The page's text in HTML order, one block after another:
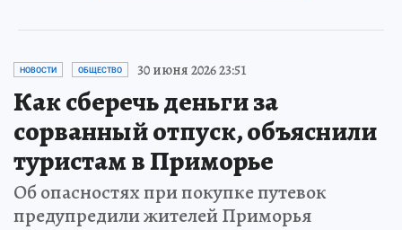
НОВОСТИ ОБЩЕСТВО 30 июня 2026 23:51
Как сберечь деньги за
сорванный отпуск, объяснили
туристам в Приморье
Об опасностях при покупке путевок
предупредили жителей Приморья